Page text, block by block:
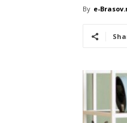
By e-